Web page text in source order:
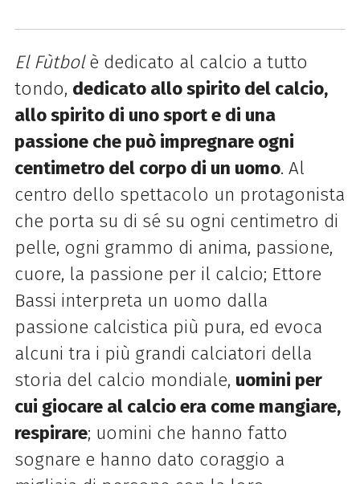
El Fùtbolè dedicato al calcio a tutto
tondo, dedicato allo spirito del calcio,
allo spirito di uno sport e di una
passione che può impregnare ogni
centimetro del corpo di un uomo. Al
centro dello spettacolo un protagonista
che porta su di sé su ogni centimetro di
pelle, ogni grammo di anima, passione,
cuore, la passione per il calcio; Ettore
Bassi interpreta un uomo dalla
passione calcistica più pura, ed evoca
alcuni tra i più grandi calciatori della
storia del calcio mondiale, uomini per
cui giocare al calcio era come mangiare,
respirare; uomini che hanno fatto
sognare e hanno dato coraggio a